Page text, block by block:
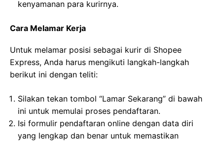
kenyamanan para kurirnya.
Cara Melamar Kerja
Untuk melamar posisi sebagai kurir di Shopee
Express, Anda harus mengikuti langkah-langkah
berikut ini dengan teliti:
Silakan tekan tombol “Lamar Sekarang” di bawah
ini untuk memulai proses pendaftaran.
Isi formulir pendaftaran online dengan data diri
yang lengkap dan benar untuk memastikan